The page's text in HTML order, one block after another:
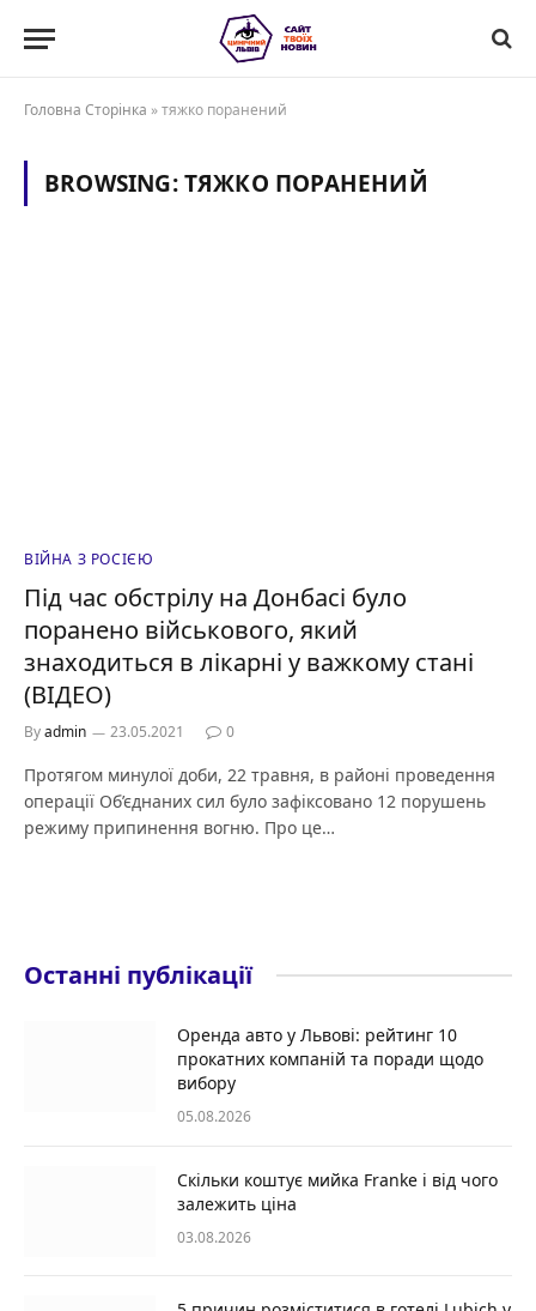
Головна Сторінка »тяжко поранений
BROWSING:ТЯЖКО ПОРАНЕНИЙ
ВІЙНА З РОСІЄЮ
Під час обстрілу на Донбасі було
поранено військового, який
знаходиться в лікарні у важкому стані
(ВІДЕО)
Byadmin 23.05.2021 0
Протягом минулої доби, 22 травня, в районі проведення
операції Об’єднаних сил було зафіксовано 12 порушень
режиму припинення вогню. Про це…
Останні публікації
Оренда авто у Львові: рейтинг 10
прокатних компаній та поради щодо
вибору
05.08.2026
Скільки коштує мийка Franke і від чого
залежить ціна
03.08.2026